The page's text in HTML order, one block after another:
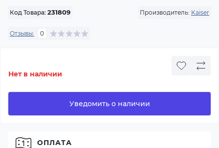
Код Товара: 231809 Производитель: Kaiser
Отзывы: 0
Нет в наличии
Уведомить о наличии
ОПЛАТА